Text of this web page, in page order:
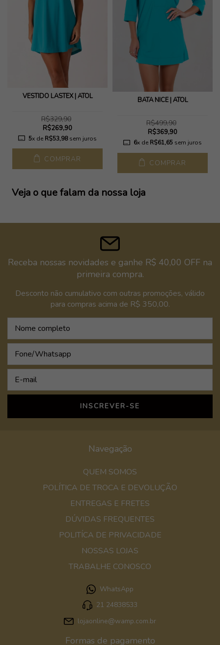
VESTIDO LASTEX | ATOL
R$329,90
R$269,90
5x de R$53,98sem juros
COMPRAR
BATA NICE | ATOL
R$499,90
R$369,90
6x de R$61,65sem juros
COMPRAR
Veja o que falam da nossa loja
Receba nossas novidades e ganhe R$ 40,00 OFF na
primeira compra.
Desconto não cumulativo com outras promoções, válido
para compras acima de R$ 350,00.
Navegação
QUEM SOMOS
POLÍTICA DE TROCA E DEVOLUÇÃO
ENTREGAS E FRETES
DÚVIDAS FREQUENTES
POLITÍCA DE PRIVACIDADE
NOSSAS LOJAS
TRABALHE CONOSCO
WhatsApp
21 24838533
lojaonline@wamp.com.br
Formas de pagamento